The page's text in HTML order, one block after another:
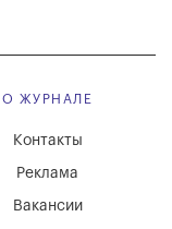
О ЖУРНАЛЕ
Вакансии
Реклама
Контакты